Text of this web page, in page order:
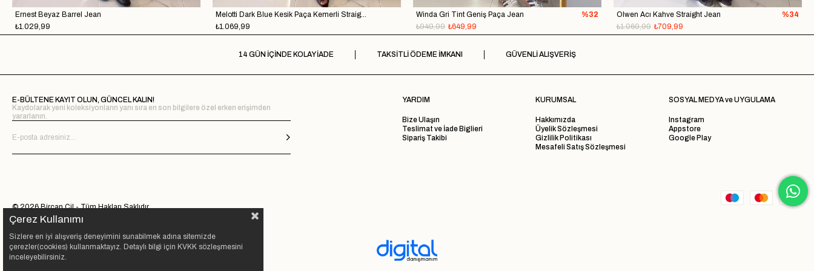
Ernest Beyaz Barrel Jean
₺1.029,99
Melotti Dark Blue Kesik Paça Kemerli Straight Jean
₺1.069,99
Winda Gri Tint Geniş Paça Jean
₺649,99
₺949,99
%32
Olwen Acı Kahve Straight Jean
₺709,99
₺1.069,99
%34
14 GÜN İÇİNDE KOLAY İADE TAKSİTLİ ÖDEME İMKANI GÜVENLİ ALIŞVERİŞ
E-BÜLTENE KAYIT OLUN, GÜNCEL KALIN!
Kaydolarak yeni koleksiyonların yanı sıra en son bilgilere özel erken erişimden
yararlanın.
YARDIM
Bize Ulaşın
Teslimat ve İade Biglieri
Sipariş Takibi
KURUMSAL
Hakkımızda
Üyelik Sözleşmesi
Gizlilik Politikası
Mesafeli Satış Sözleşmesi
SOSYAL MEDYA ve UYGULAMA
Instagram
Appstore
Google Play
© 2026 Bircan Çil - Tüm Hakları Saklıdır.
Çerez Kullanımı
Sizlere en iyi alışveriş deneyimini sunabilmek adına sitemizde
çerezler(cookies) kullanmaktayız. Detaylı bilgi için KVKK sözleşmesini
inceleyebilirsiniz.